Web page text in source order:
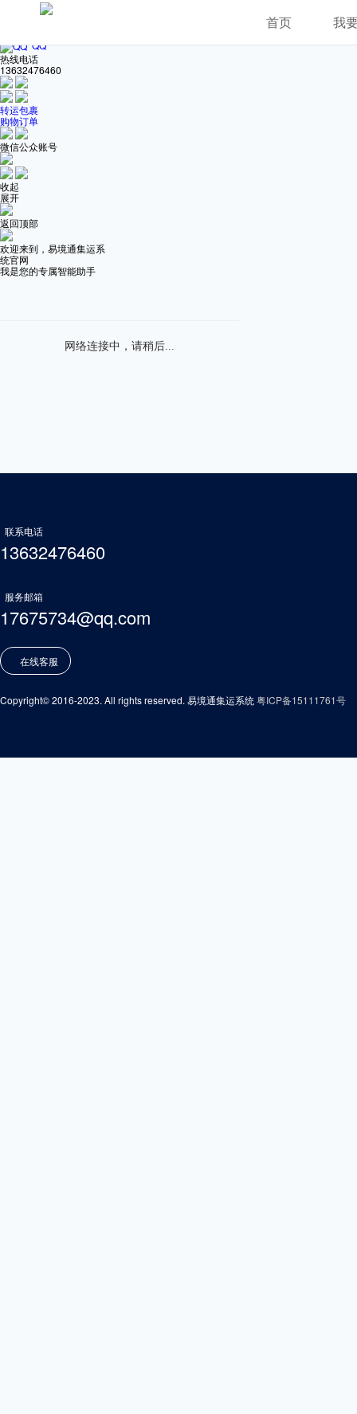
QQ
热线电话
13632476460
转运包裹
购物订单
微信公众账号
收起
展开
返回顶部
欢迎来到，易境通集运系
统官网
我是您的专属智能助手
首页 我
联系电话
13632476460
服务邮箱
17675734@qq.com
在线客服
Copyright© 2016-2023. All rights reserved. 易境通集运系统粤ICP备15111761号